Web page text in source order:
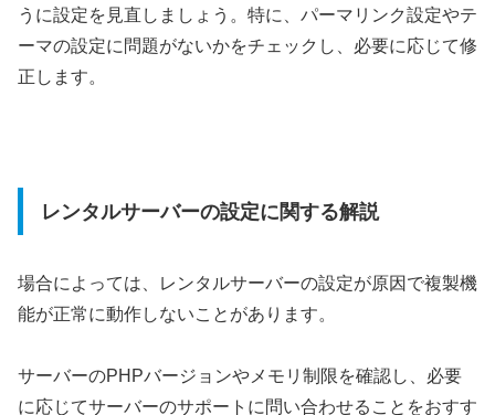
うに設定を見直しましょう。特に、パーマリンク設定やテ
ーマの設定に問題がないかをチェックし、必要に応じて修
正します。
レンタルサーバーの設定に関する解説
場合によっては、レンタルサーバーの設定が原因で複製機
能が正常に動作しないことがあります。
サーバーのPHPバージョンやメモリ制限を確認し、必要
に応じてサーバーのサポートに問い合わせることをおすす